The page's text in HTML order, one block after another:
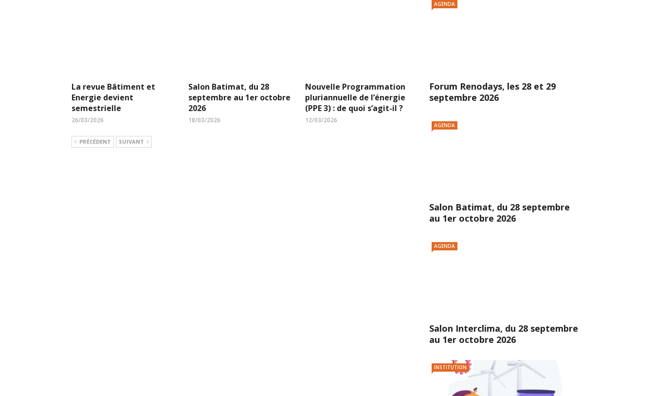
La revue Bâtiment et
Energie devient
semestrielle
26/03/2026
Salon Batimat, du 28
septembre au 1er octobre
2026
18/03/2026
Nouvelle Programmation
pluriannuelle de l’énergie
(PPE 3) : de quoi s’agit-il ?
12/03/2026
PRÉCÉDENT SUIVANT
AGENDA
Forum Renodays, les 28 et 29
septembre 2026
AGENDA
Salon Batimat, du 28 septembre
au 1er octobre 2026
AGENDA
Salon Interclima, du 28 septembre
au 1er octobre 2026
INSTITUTION